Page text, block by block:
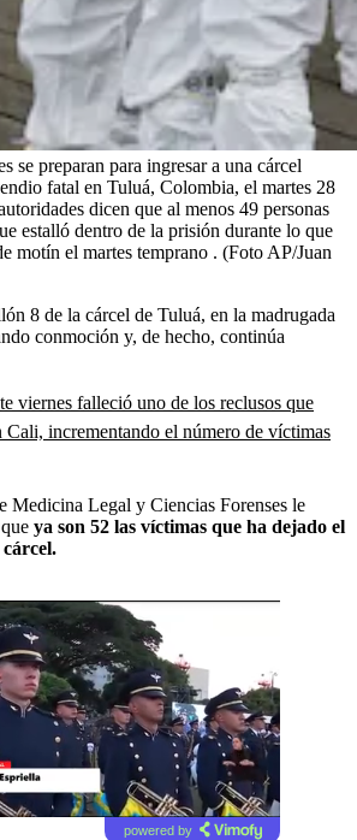
se preparan para ingresar a una cárcel
fatal en Tuluá, Colombia, el martes 28
dicen que al menos 49 personas
estalló dentro de la prisión durante lo que
motín el martes temprano . (Foto AP/Juan
8 de la cárcel de Tuluá, en la madrugada
conmoción y, de hecho, continúa
viernes falleció uno de los reclusos que
Cali, incrementando el número de víctimas
Medicina Legal y Ciencias Forenses le
ya son 52 las víctimas que ha dejado el
powered by